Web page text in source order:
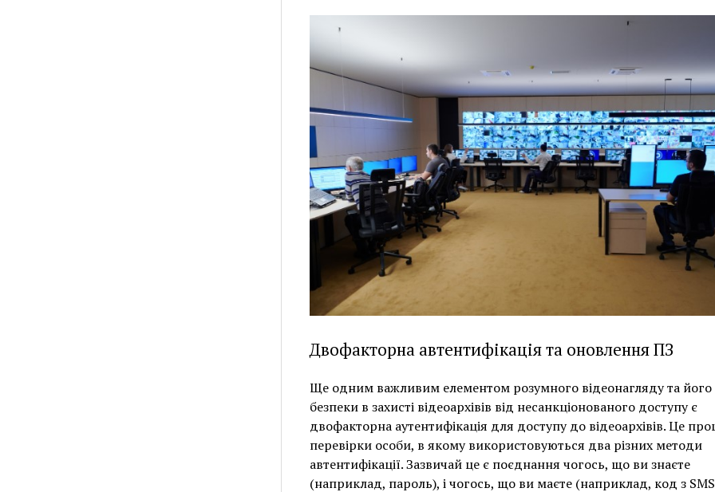
Двофакторна автентифікація та оновлення ПЗ
Ще одним важливим елементом розумного відеонагляду та його
безпеки в захисті відеоархівів від несанкціонованого доступу є
двофакторна аутентифікація для доступу до відеоархівів. Це
перевірки особи, в якому використовуються два різних методи
автентифікації. Зазвичай це є поєднання чогось, що ви знаєте
(наприклад, пароль), і чогось, що ви маєте (наприклад, код з